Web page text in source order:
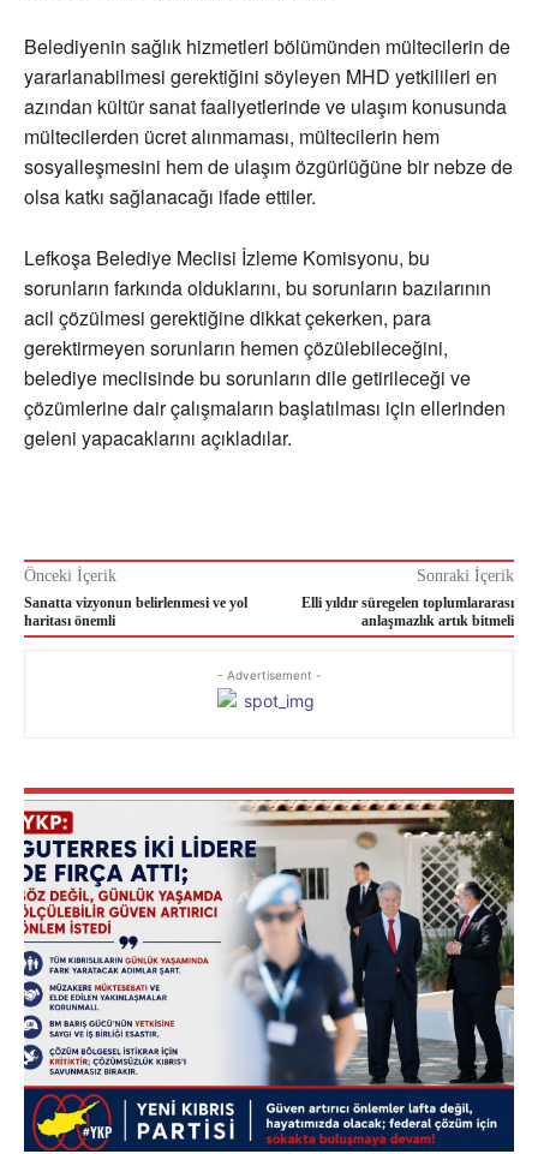
Belediyenin sağlık hizmetleri bölümünden mültecilerin de
yararlanabilmesi gerektiğini söyleyen MHD yetkilileri en
azından kültür sanat faaliyetlerinde ve ulaşım konusunda
mültecilerden ücret alınmaması, mültecilerin hem
sosyalleşmesini hem de ulaşım özgürlüğüne bir nebze de
olsa katkı sağlanacağı ifade ettiler.
Lefkoşa Belediye Meclisi İzleme Komisyonu, bu
sorunların farkında olduklarını, bu sorunların bazılarının
acil çözülmesi gerektiğine dikkat çekerken, para
gerektirmeyen sorunların hemen çözülebileceğini,
belediye meclisinde bu sorunların dile getirileceği ve
çözümlerine dair çalışmaların başlatılması için ellerinden
geleni yapacaklarını açıkladılar.
Önceki İçerik
Sanatta vizyonun belirlenmesi ve yol
haritası önemli
Sonraki İçerik
Elli yıldır süregelen toplumlararası
anlaşmazlık artık bitmeli
- Advertisement -